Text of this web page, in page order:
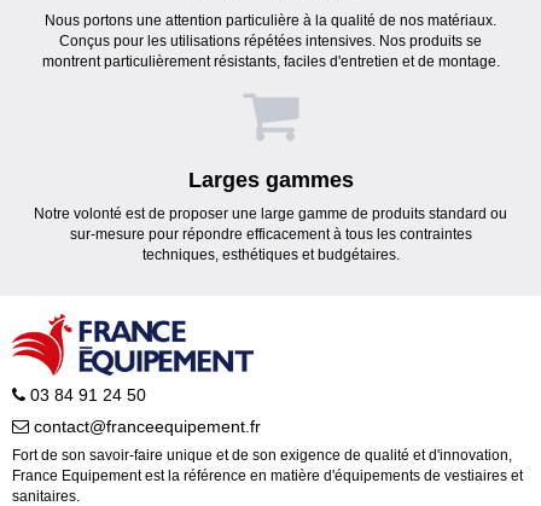
Nous portons une attention particulière à la qualité de nos matériaux.
Conçus pour les utilisations répétées intensives. Nos produits se
montrent particulièrement résistants, faciles d'entretien et de montage.
Larges gammes
Notre volonté est de proposer une large gamme de produits standard ou
sur-mesure pour répondre efficacement à tous les contraintes
techniques, esthétiques et budgétaires.
03 84 91 24 50
contact@franceequipement.fr
Fort de son savoir-faire unique et de son exigence de qualité et d'innovation,
France Equipement est la référence en matière d'équipements de vestiaires et
sanitaires.